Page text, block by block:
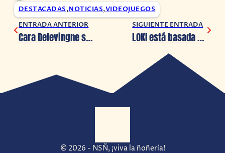
DESTACADAS,NOTICIAS,VIDEOJUEGOS
ENTRADA ANTERIOR
Cara Delevingne subasta NFT de su parte intima en apoyo de la Comunidad LGBT+
SIGUIENTE ENTRADA
LOKI está basada en Blade Runner y… ¿Teletubbies?
© 2026 - NSÑ, ¡viva la ñoñería!